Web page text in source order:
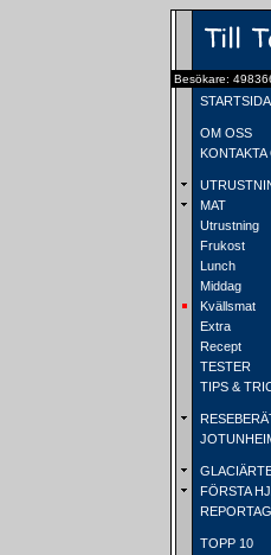
Besökare:
STARTSIDA
OM OSS
KONTAKTA
MAT
Utrustning
Frukost
Lunch
Middag
Kvällsmat
Extra
Recept
TESTER
TIPS &
FÖRSTA
TOPP 10